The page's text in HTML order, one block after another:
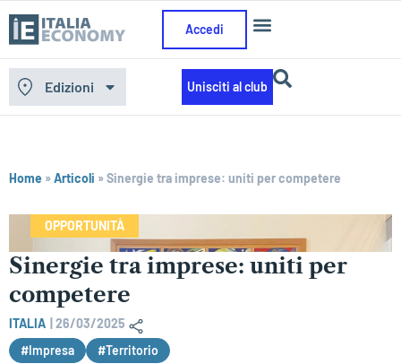
Accedi
Edizioni Unisciti al club
Home »Articoli »Sinergie tra imprese: uniti per competere
OPPORTUNITÀ
Sinergie tra imprese: uniti per
competere
ITALIA
26/03/2025
#Impresa
#Territorio